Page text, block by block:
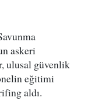
askeri
ulusal güvenlik
eğitimi
aldı.